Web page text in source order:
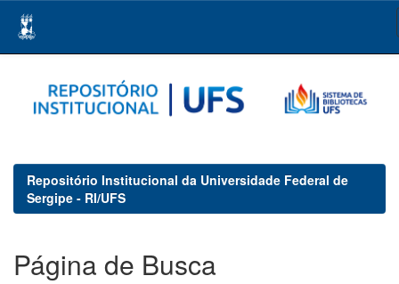
navigation
Repositório Institucional da Universidade Federal de
Sergipe - RI/UFS
Página de Busca